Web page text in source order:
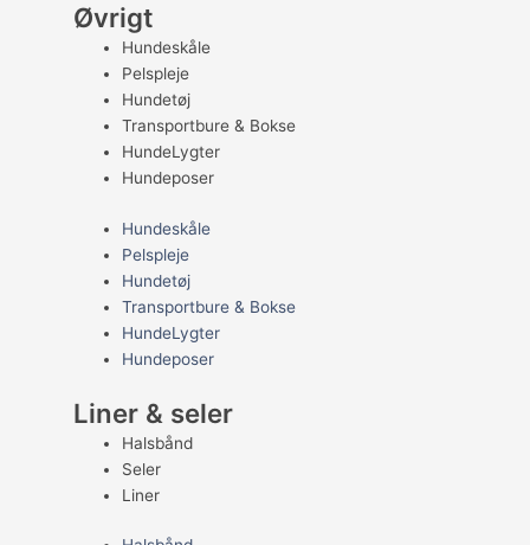
Øvrigt
Hundeskåle
Pelspleje
Hundetøj
Transportbure & Bokse
HundeLygter
Hundeposer
Hundeskåle
Pelspleje
Hundetøj
Transportbure & Bokse
HundeLygter
Hundeposer
Liner & seler
Halsbånd
Seler
Liner